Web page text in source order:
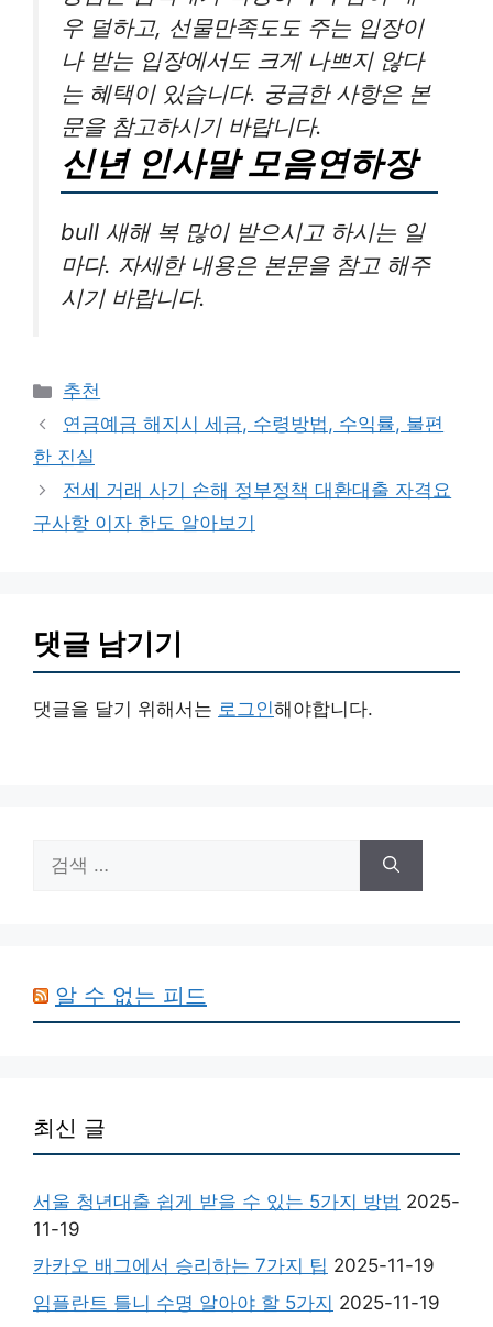
우 덜하고, 선물만족도도 주는 입장이
나 받는 입장에서도 크게 나쁘지 않다
는 혜택이 있습니다. 궁금한 사항은 본
문을 참고하시기 바랍니다.
신년 인사말 모음연하장
bull 새해 복 많이 받으시고 하시는 일
마다. 자세한 내용은 본문을 참고 해주
시기 바랍니다.
카
테
리
추천
연금예금 해지시 세금, 수령방법, 수익률, 불편
한 진실
전세 거래 사기 손해 정부정책 대환대출 자격요
구사항 이자 한도 알아보기
댓글 남기기
댓글을 달기 위해서는 로그인해야합니다.
색:
알 수 없는 피드
최신 글
서울 청년대출 쉽게 받을 수 있는 5가지 방법 2025-
11-19
카카오 배그에서 승리하는 7가지 팁 2025-11-19
임플란트 틀니 수명 알아야 할 5가지 2025-11-19